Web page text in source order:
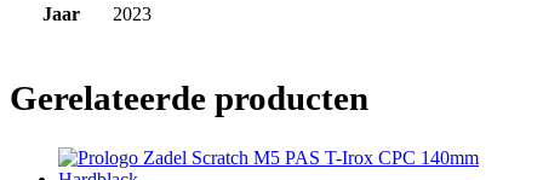
Jaar 2023
Gerelateerde producten